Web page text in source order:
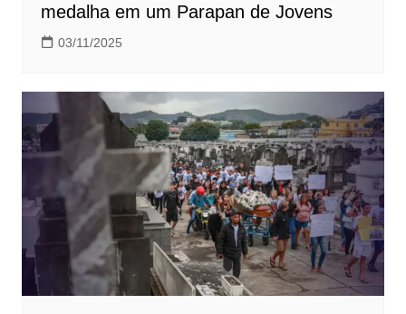
medalha em um Parapan de Jovens
03/11/2025